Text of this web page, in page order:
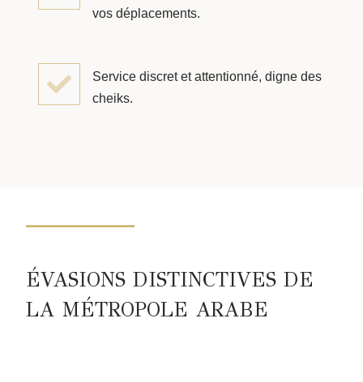
vos déplacements.
Service discret et attentionné, digne des
cheiks.
ÉVASIONS DISTINCTIVES DE
LA MÉTROPOLE ARABE